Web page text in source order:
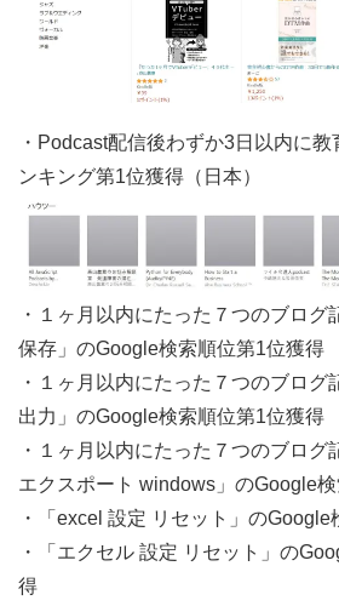
・Podcast配信後わずか3日以内に
ンキング第1位獲得（日本）
・１ヶ月以内にたった７つのブログ
保存」のGoogle検索順位第1位獲得
・１ヶ月以内にたった７つのブログ
出力」のGoogle検索順位第1位獲得
・１ヶ月以内にたった７つのブログ
エクスポート windows」のGoogle
・「excel 設定 リセット」の
・「エクセル 設定 リセット」の
得